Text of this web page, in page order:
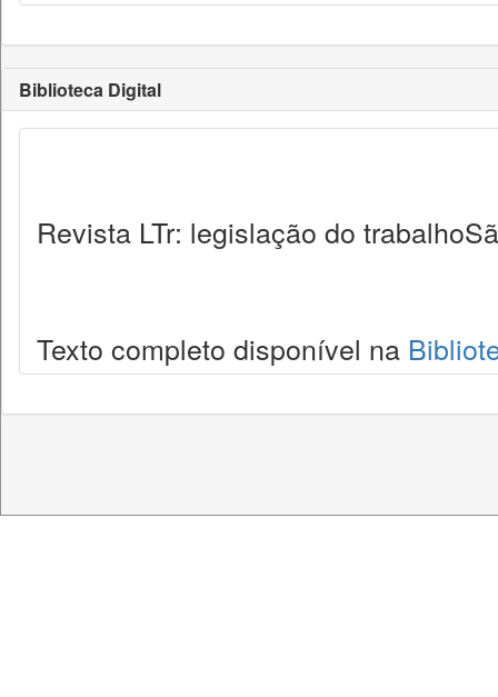
Biblioteca Digital
Revista LTr: legislação do
Texto completo disponível na